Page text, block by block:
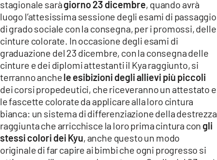
stagionale saràgiorno 23 dicembre, quando avrà
luogo l’attesissima sessione degli esami di passaggio
di grado sociale con la consegna, per i promossi, delle
cinture colorate. In occasione degli esami di
graduazione del 23 dicembre, con la consegna delle
cinture e dei diplomi attestanti il Kya raggiunto, si
terranno anchele esibizioni degli allievi più piccoli
dei corsi propedeutici, che riceveranno un attestato e
le fascette colorate da applicare alla loro cintura
bianca: un sistema di differenziazione della destrezza
raggiunta che arricchisce la loro prima cintura con gli
stessi colori dei Kyu, anche questo un modo
originale di far capire ai bimbi che ogni progresso si